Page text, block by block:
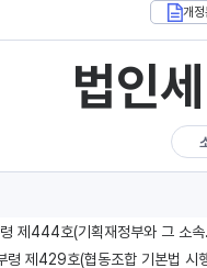
개정
법인
타법개